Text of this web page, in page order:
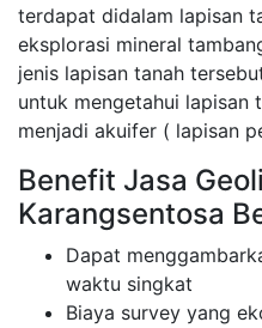
terdapat didalam lapisan
eksplorasi mineral
jenis lapisan tanah
untuk mengetahui lapisan
menjadi akuifer ( lapisan
Benefit Jasa
Karangsentosa
Dapat
waktu singkat
Biaya survey yang